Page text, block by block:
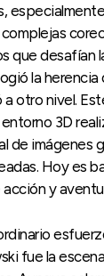
que desafían
la herencia
a otro nivel.
3D
de imágenes
Hoy es
y
fue la